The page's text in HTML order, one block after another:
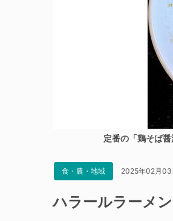
定番の「鶏そば
食・農・地域 2025年02月03
ハラールラーメ